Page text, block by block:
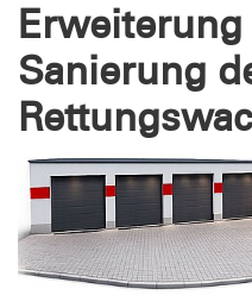
Erweiterung
Sanierung